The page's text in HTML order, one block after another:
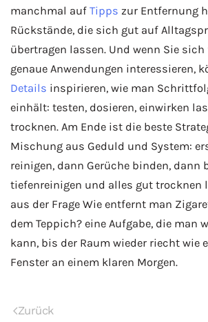
manchmal auf Tipps zur Entfernung
Rückstände, die sich gut auf
übertragen lassen. Und wenn Sie
genaue Anwendungen interessieren,
Details inspirieren, wie man
einhält: testen, dosieren, einwirken
trocknen. Am Ende ist die beste
Mischung aus Geduld und System:
reinigen, dann Gerüche binden, dann
tiefenreinigen und alles gut trocknen
aus der Frage Wie entfernt man
dem Teppich? eine Aufgabe, die man
kann, bis der Raum wieder riecht wie
Fenster an einem klaren Morgen.
Zurück